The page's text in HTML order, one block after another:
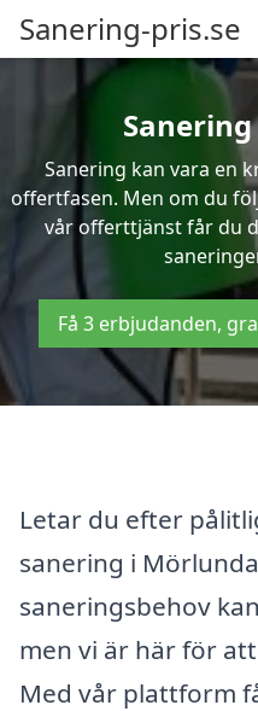
Sanering-pris.se
Sanering kan vara en
offertfasen. Men om du
vår offerttjänst får du
Få 3 erbjudanden,
Letar du efter
sanering i
saneringsbehov
men vi är här för
Med vår plattform